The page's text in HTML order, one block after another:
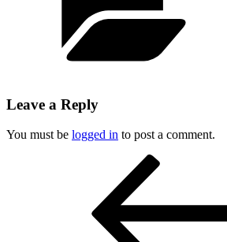
Leave a Reply
You must be logged in to post a comment.